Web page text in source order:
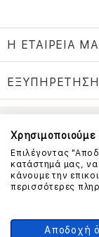
Η ΕΤΑΙΡΕΙΑ
Χρησιμοποιούμε
Επιλέγοντας
κατάστημά μας,
κάνουμε την
περισσότερες
Αποδοχή